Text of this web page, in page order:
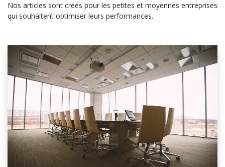
Nos articles sont créés pour les petites et moyennes entreprises
qui souhaitent optimiser leurs performances.